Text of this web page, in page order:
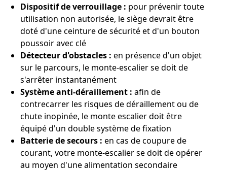
Dispositif de verrouillage : pour prévenir toute
utilisation non autorisée, le siège devrait être
doté d'une ceinture de sécurité et d'un bouton
poussoir avec clé
Détecteur d'obstacles : en présence d'un objet
sur le parcours, le monte-escalier se doit de
s'arrêter instantanément
Système anti-déraillement : afin de
contrecarrer les risques de déraillement ou de
chute inopinée, le monte escalier doit être
équipé d'un double système de fixation
Batterie de secours : en cas de coupure de
courant, votre monte-escalier se doit de opérer
au moyen d'une alimentation secondaire